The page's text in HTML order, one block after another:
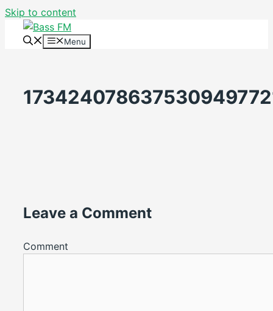
Skip to content
Menu
Leave a Comment
Comment